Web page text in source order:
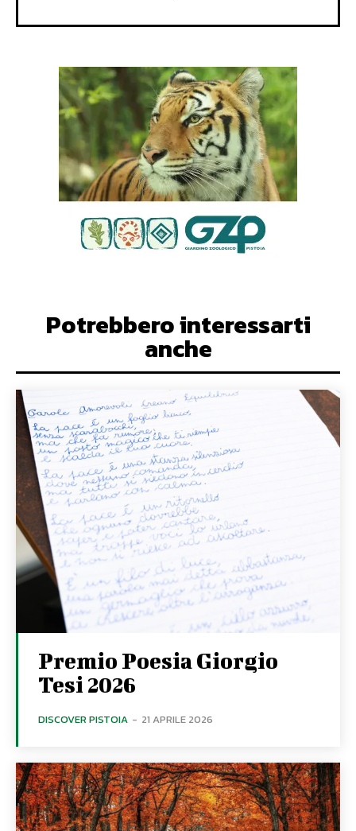
Potrebbero interessarti
anche
Premio Poesia Giorgio
Tesi 2026
DISCOVER PISTOIA - 21 APRILE 2026